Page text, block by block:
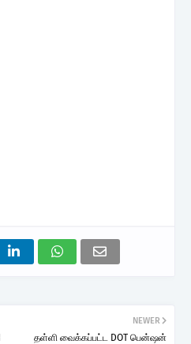
NEWER
தள்ளி வைக்கப்பட்ட DOT பென்ஷன்